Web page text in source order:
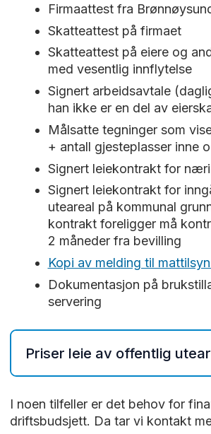
Firmaattest fra
Skatteattest på firmaet
Skatteattest på eiere og
med vesentlig innflytelse
Signert arbeidsavtale
han ikke er en del av
Målsatte tegninger som
+ antall gjesteplasser inne
Signert leiekontrakt for
Signert leiekontrakt for
uteareal på kommunal
kontrakt foreligger må
2 måneder fra bevilling
Kopi av melding til
Dokumentasjon på
servering
Priser leie av offentlig
Satsene nedenfor gjelder fra
Leie av kommunal grunn til
I noen tilfeller er det behov for
driftsbudsjett. Da tar vi kontakt